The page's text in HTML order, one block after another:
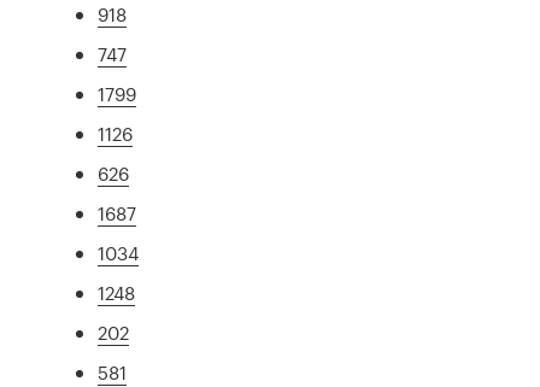
918
747
1799
1126
626
1687
1034
1248
202
581